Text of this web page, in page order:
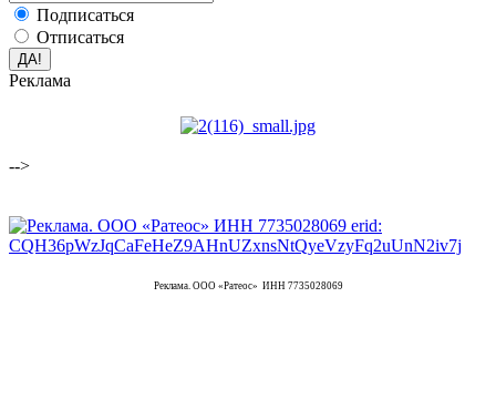
Подписаться
Отписаться
Реклама
-->
Реклама. ООО «Ратеос» ИНН 7735028069